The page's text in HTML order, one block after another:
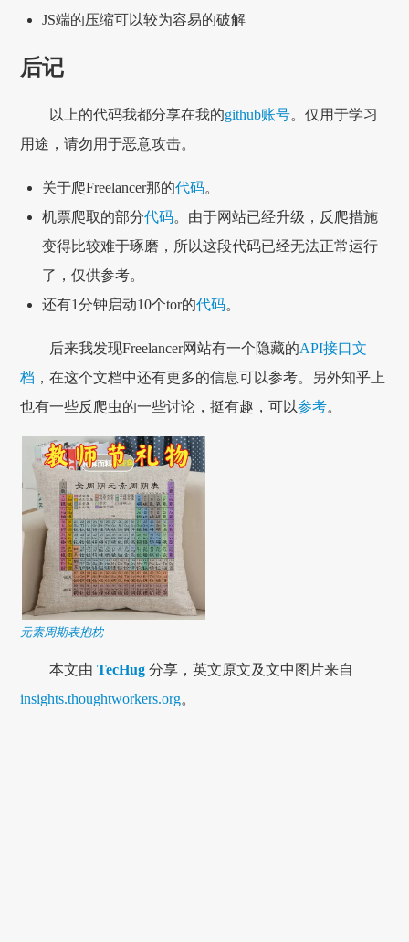
JS端的压缩可以较为容易的破解
后记
以上的代码我都分享在我的github账号。仅用于学习
用途，请勿用于恶意攻击。
关于爬Freelancer那的代码。
机票爬取的部分代码。由于网站已经升级，反爬措施
变得比较难于琢磨，所以这段代码已经无法正常运行
了，仅供参考。
还有1分钟启动10个tor的代码。
后来我发现Freelancer网站有一个隐藏的API接口文
档 ，在这个文档中还有更多的信息可以参考。另外知乎上
也有一些反爬虫的一些讨论，挺有趣，可以参考。
元素周期表抱枕
本文由TecHug 分享，英文原文及文中图片来自
insights.thoughtworkers.org。